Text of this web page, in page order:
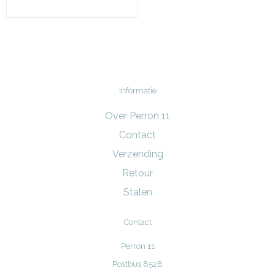
Informatie
Over Perron 11
Contact
Verzending
Retour
Stalen
Contact
Perron 11
Postbus 8528